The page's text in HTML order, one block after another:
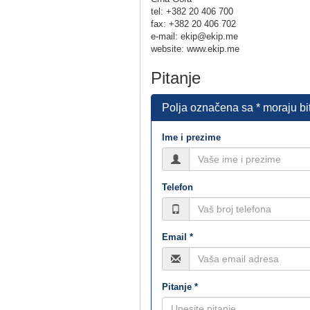
tel: +382 20 406 700
fax: +382 20 406 702
e-mail: ekip@ekip.me
website: www.ekip.me
Pitanje
Polja označena sa * moraju
Ime i prezime
Telefon
Email *
Pitanje *